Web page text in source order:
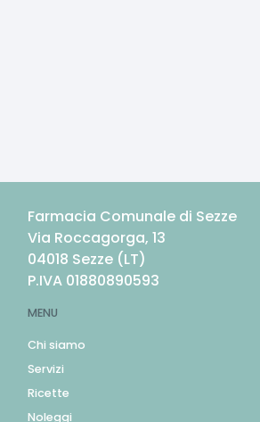
Farmacia Comunale di Sezze
Via Roccagorga, 13
04018 Sezze (LT)
P.IVA 01880890593
MENU
Chi siamo
Servizi
Ricette
Noleggi